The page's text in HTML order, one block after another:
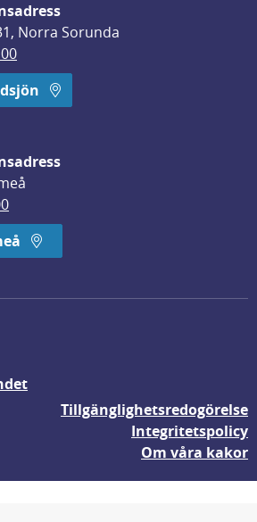
Norra Sorunda
Tillgänglighetsredogörelse
Integritetspolicy
Om våra kakor